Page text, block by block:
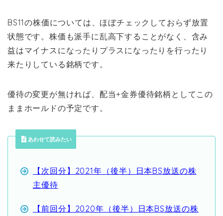
BS11の株価については、ほぼチェックしておらず放置
状態です。株価も派手に乱高下することがなく、含み
益はマイナスになったりプラスになったりを行ったり
来たりしている銘柄です。
優待の変更が無ければ、配当+金券優待銘柄としてこの
ままホールドの予定です。
あわせて読みたい
【次回分】2021年（後半）日本BS放送の株
主優待
【前回分】2020年（後半）日本BS放送の株